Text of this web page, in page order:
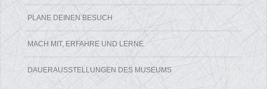
PLANE DEINEN BESUCH
MACH MIT, ERFAHRE UND LERNE
DAUERAUSSTELLUNGEN DES MUSEUMS